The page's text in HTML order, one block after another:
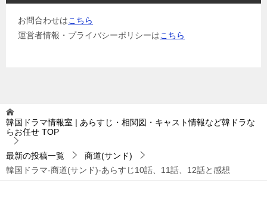
お問合わせはこちら
運営者情報・プライバシーポリシーはこちら
韓国ドラマ情報室 | あらすじ・相関図・キャスト情報など韓ドラな
らお任せ TOP
最新の投稿一覧
商道(サンド)
韓国ドラマ-商道(サンド)-あらすじ10話、11話、12話と感想